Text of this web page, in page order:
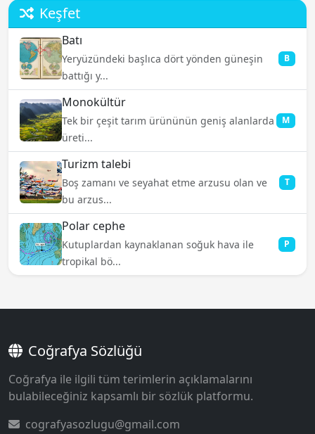
Keşfet
Batı
Yeryüzündeki başlıca dört yönden güneşin
battığı y...
B
Monokültür
Tek bir çeşit tarım ürününün geniş alanlarda
üreti...
M
Turizm talebi
Boş zamanı ve seyahat etme arzusu olan ve
bu arzus...
T
Polar cephe
Kutuplardan kaynaklanan soğuk hava ile
tropikal bö...
P
Coğrafya Sözlüğü
Coğrafya ile ilgili tüm terimlerin açıklamalarını
bulabileceğiniz kapsamlı bir sözlük platformu.
cografyasozlugu@gmail.com